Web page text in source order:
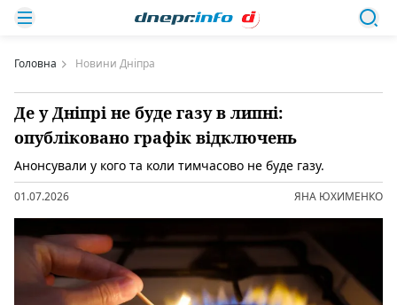
Головна Новини Дніпра
Де у Дніпрі не буде газу в липні:
опубліковано графік відключень
Анонсували у кого та коли тимчасово не буде газу.
01.07.2026 ЯНА ЮХИМЕНКО